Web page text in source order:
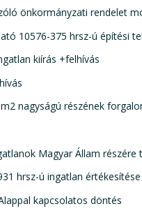
önkormányzati rendelet
10576-375 hrsz-ú építési
kiírás +felhívás
nagyságú részének
Magyar Állam részére
hrsz-ú ingatlan
kapcsolatos döntés